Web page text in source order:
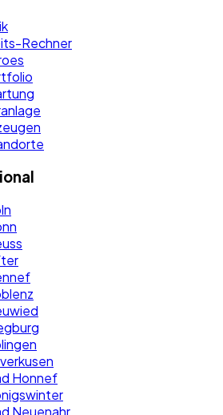
Rechner
Honnef
Neuenahr